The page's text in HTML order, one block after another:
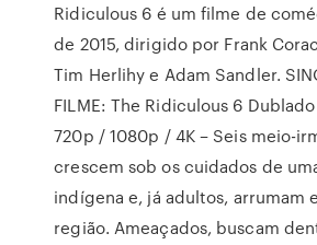
Ridiculous 6 é um filme de
de 2015, dirigido por Frank
Tim Herlihy e Adam Sandler.
FILME: The Ridiculous 6
720p / 1080p / 4K – Seis meio-
crescem sob os cuidados de
indígena e, já adultos, arrumam
região. Ameaçados, buscam